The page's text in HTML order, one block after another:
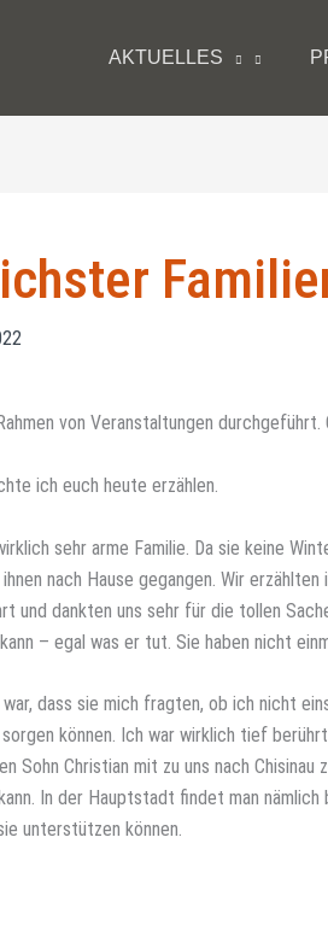
AKTUELLES
von Veranstaltungen
ich euch heute erzählen.
sehr arme Familie. Da sie keine
nach Hause gegangen. Wir
und dankten uns sehr für die tollen
– egal was er tut. Sie haben nicht
dass sie mich fragten, ob ich nicht
können. Ich war wirklich tief
Sohn Christian mit zu uns nach
In der Hauptstadt findet man
unterstützen können.